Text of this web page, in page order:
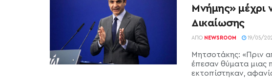
Μνήμης» μέχρι
Δικαίωσης
ΑΠΌ NEWSROOM 19/05/
Μητσοτάκης: «Πριν
έπεσαν θύματα μιας
εκτοπίστηκαν,